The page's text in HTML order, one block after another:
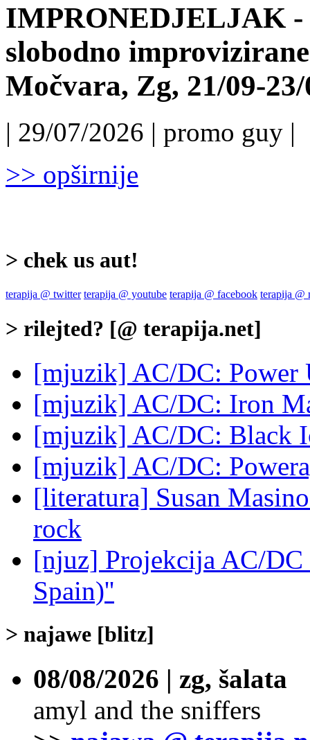
IMPRONEDJELJAK -
slobodno
Močvara, Zg, 21/09-23/
| 29/07/2026 | promo guy |
>> opširnije
> chek us aut!
terapija @ twitter terapija @ youtube terapija @ facebook terapija @
> rilejted? [@ terapija.net]
[mjuzik] AC/DC: Power
[mjuzik] AC/DC: Iron
[mjuzik] AC/DC: Black
[mjuzik] AC/DC:
[literatura] Susan
rock
[njuz] Projekcija AC/
Spain)''
> najawe [blitz]
08/08/2026 | zg, šalata
amyl and the sniffers